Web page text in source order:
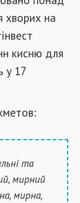
хворих на
кисню для
у 17
та
мирний
мирна,